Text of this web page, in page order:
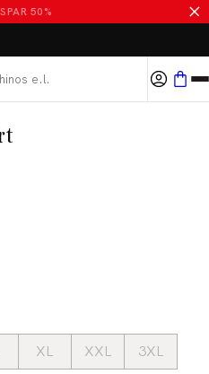
50%
XL XXL
3XL